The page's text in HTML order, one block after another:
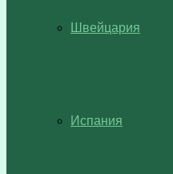
Швейцария
Испания